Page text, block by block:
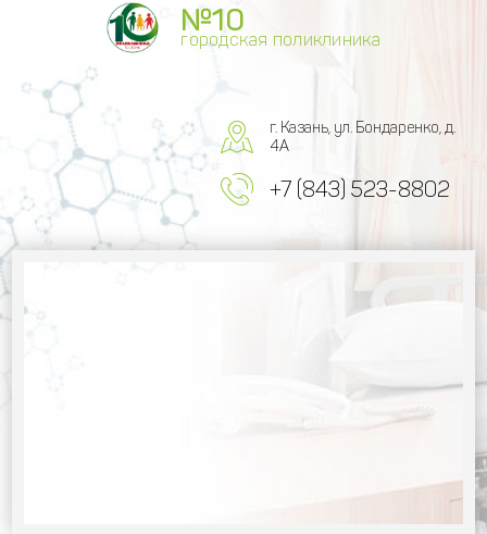
№10
городская поликлиника
г. Казань, ул. Бондаренко, д.
4А
+7 (843) 523-8802